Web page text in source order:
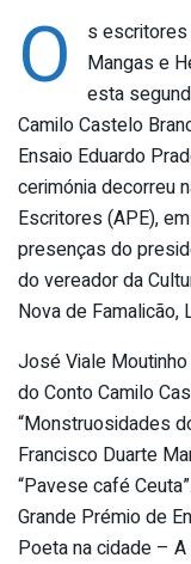
O
s escritores
Mangas e
esta
Camilo Castelo
Ensaio Eduardo
cerimónia decorreu
Escritores (APE),
presenças do
do vereador da
Nova de Famalicão,
José Viale
do Conto Camilo
“Monstruosidades
Francisco Duarte
“Pavese café
Grande Prémio de
Poeta na cidade – A